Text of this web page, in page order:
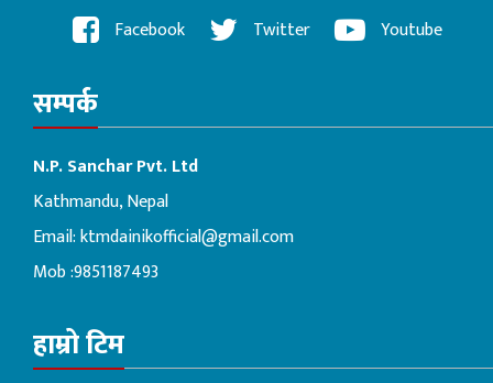
Facebook Twitter Youtube
सम्पर्क
N.P. Sanchar Pvt. Ltd
Kathmandu, Nepal
Email:ktmdainikofficial@gmail.com
Mob :9851187493
हाम्रो टिम